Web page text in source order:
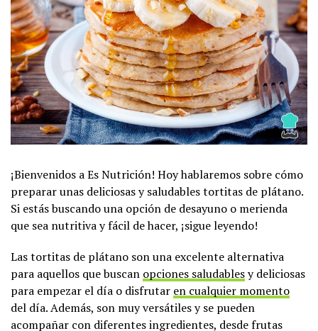
¡Bienvenidos a Es Nutrición! Hoy hablaremos sobre cómo
preparar unas deliciosas y saludables tortitas de plátano.
Si estás buscando una opción de desayuno o merienda
que sea nutritiva y fácil de hacer, ¡sigue leyendo!
Las tortitas de plátano son una excelente alternativa
para aquellos que buscan opciones saludablesy deliciosas
para empezar el día o disfrutar en cualquier momento
del día. Además, son muy versátiles y se pueden
acompañar con diferentes ingredientes, desde frutas